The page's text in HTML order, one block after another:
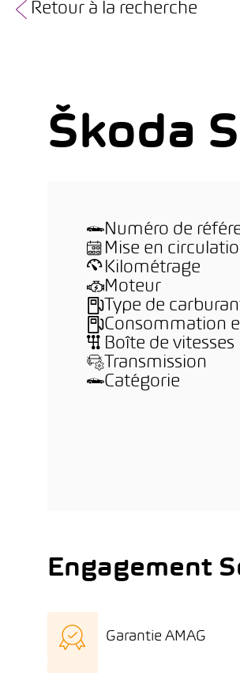
Retour à la recherche
Škoda
Numéro de
Mise en
Kilométrage
Moteur
Type de
Consommation
Boîte de vitesses
Transmission
Catégorie
Engagement
Garantie AMAG